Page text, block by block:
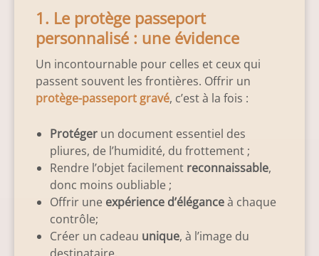
1. Le protège passeport
personnalisé : une évidence
Un incontournable pour celles et ceux qui
passent souvent les frontières. Offrir un
protège-passeport gravé, c’est à la fois :
Protéger un document essentiel des
pliures, de l’humidité, du frottement ;
Rendre l’objet facilement reconnaissable,
donc moins oubliable ;
Offrir une expérience d’éléganceà chaque
contrôle;
Créer un cadeau unique, à l’image du
destinataire.